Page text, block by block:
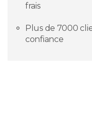
frais
Plus de 7000
confiance